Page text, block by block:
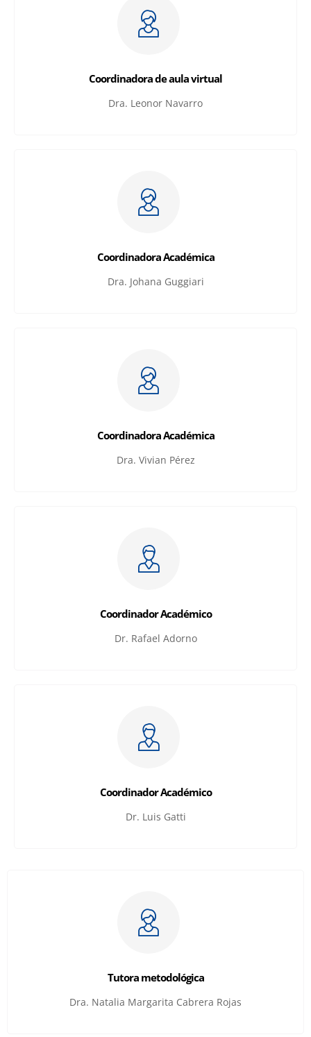
Coordinadora de aula virtual
Dra. Leonor Navarro
Coordinadora Académica
Dra. Johana Guggiari
Coordinadora Académica
Dra. Vivian Pérez
Coordinador Académico
Dr. Rafael Adorno
Coordinador Académico
Dr. Luis Gatti
Tutora metodológica
Dra. Natalia Margarita Cabrera Rojas